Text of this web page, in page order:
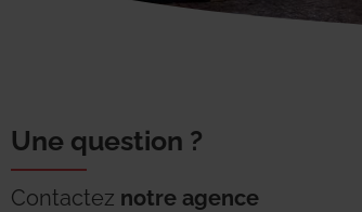
Une question ?
Contactez notre agence